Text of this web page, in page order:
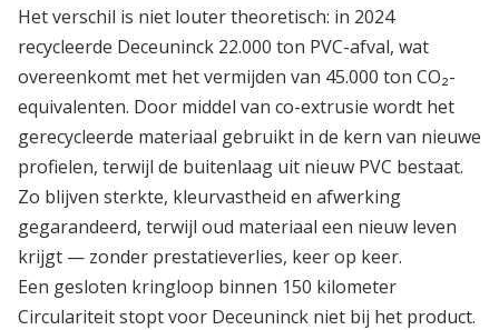
Het verschil is niet louter theoretisch: in 2024
recycleerde Deceuninck 22.000 ton PVC-afval, wat
overeenkomt met het vermijden van 45.000 ton CO₂-
equivalenten. Door middel van co-extrusie wordt het
gerecycleerde materiaal gebruikt in de kern van nieuwe
profielen, terwijl de buitenlaag uit nieuw PVC bestaat.
Zo blijven sterkte, kleurvastheid en afwerking
gegarandeerd, terwijl oud materiaal een nieuw leven
krijgt — zonder prestatieverlies, keer op keer.
Een gesloten kringloop binnen 150 kilometer
Circulariteit stopt voor Deceuninck niet bij het product.